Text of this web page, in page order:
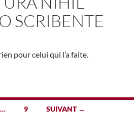
SCRIBENTE
pour celui qui l’a faite.
… 9 SUIVANT →